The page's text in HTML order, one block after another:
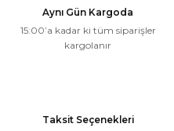
Aynı Gün Kargoda
15:00’a kadar ki tüm siparişler
kargolanır
Taksit Seçenekleri